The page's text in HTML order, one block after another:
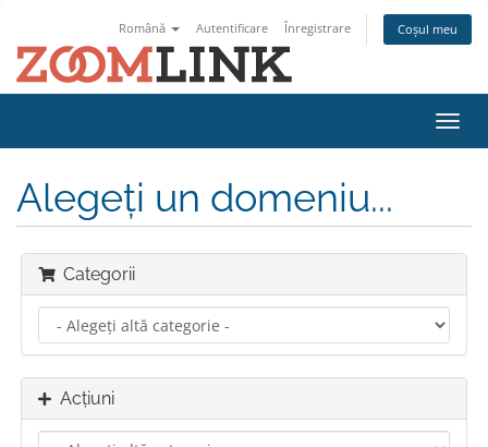
Română Autentificare Înregistrare Coșul meu
Alegeți un domeniu...
Categorii
Acțiuni